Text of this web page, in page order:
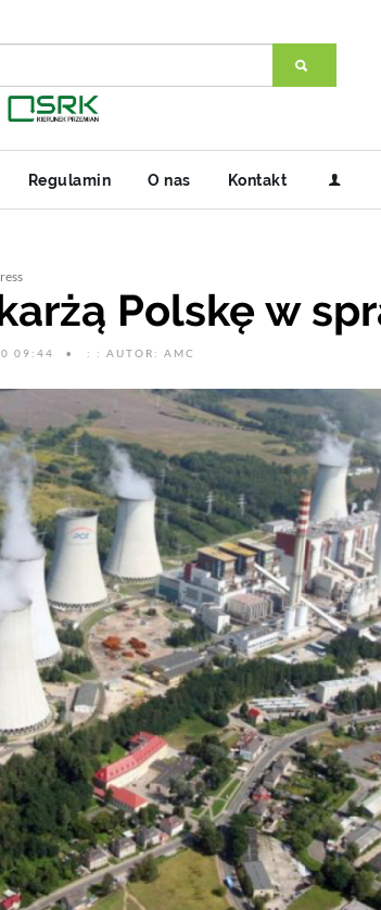
Regulamin O nas Kontakt
Polskę w
09:44 : : AUTOR: AMC